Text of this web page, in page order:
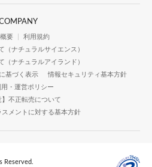
要
利用規約
（ナチュラルサイエンス）
（ナチュラルアイランド）
基づく表示
情報セキュリティ基本方針
用・運営ポリシー
】不正転売について
スメントに対する基本方針
Reserved.